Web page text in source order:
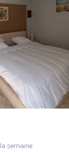
la semaine